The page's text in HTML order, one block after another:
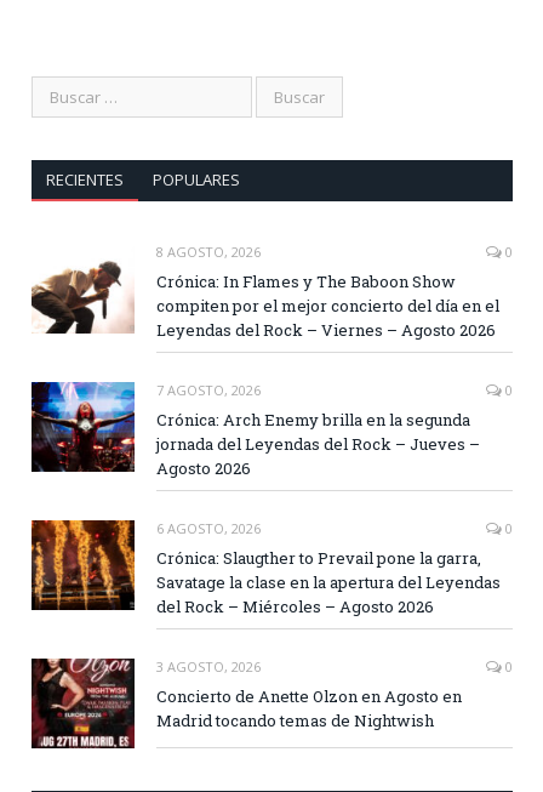
RECIENTES POPULARES
8 AGOSTO, 2026 0
Crónica: In Flames y The Baboon Show
compiten por el mejor concierto del día en el
Leyendas del Rock – Viernes – Agosto 2026
7 AGOSTO, 2026 0
Crónica: Arch Enemy brilla en la segunda
jornada del Leyendas del Rock – Jueves –
Agosto 2026
6 AGOSTO, 2026 0
Crónica: Slaugther to Prevail pone la garra,
Savatage la clase en la apertura del Leyendas
del Rock – Miércoles – Agosto 2026
3 AGOSTO, 2026 0
Concierto de Anette Olzon en Agosto en
Madrid tocando temas de Nightwish